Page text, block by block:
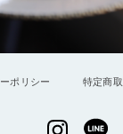
ポリシー 特定商